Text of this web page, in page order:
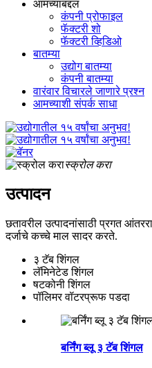
आमच्याबद्दल
कंपनी प्रोफाइल
फॅक्टरी शो
फॅक्टरी व्हिडिओ
बातम्या
उद्योग बातम्या
कंपनी बातम्या
वारंवार विचारले जाणारे प्रश्न
आमच्याशी संपर्क साधा
स्क्रोल करा
उत्पादन
छतावरील उत्पादनांसाठी प्रगत
दर्जाचे कच्चे माल सादर करते.
३ टॅब शिंगल
लॅमिनेटेड शिंगल
षटकोनी शिंगल
पॉलिमर वॉटरप्रूफ पडदा
बर्निंग ब्लू ३ टॅब शिंगल